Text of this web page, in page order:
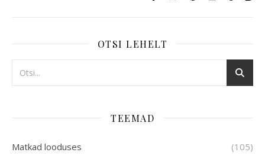
OTSI LEHELT
TEEMAD
Matkad looduses (105)